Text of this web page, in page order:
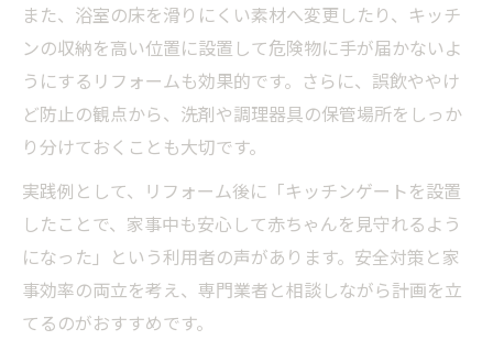
また、浴室の床を滑りにくい素材へ変更したり、キッチ
ンの収納を高い位置に設置して危険物に手が届かないよ
うにするリフォームも効果的です。さらに、誤飲ややけ
ど防止の観点から、洗剤や調理器具の保管場所をしっか
り分けておくことも大切です。
実践例として、リフォーム後に「キッチンゲートを設置
したことで、家事中も安心して赤ちゃんを見守れるよう
になった」という利用者の声があります。安全対策と家
事効率の両立を考え、専門業者と相談しながら計画を立
てるのがおすすめです。